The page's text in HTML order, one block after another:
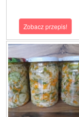
Zobacz przepis!